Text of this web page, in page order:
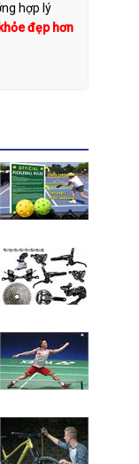
hợp lý
đẹp hơn